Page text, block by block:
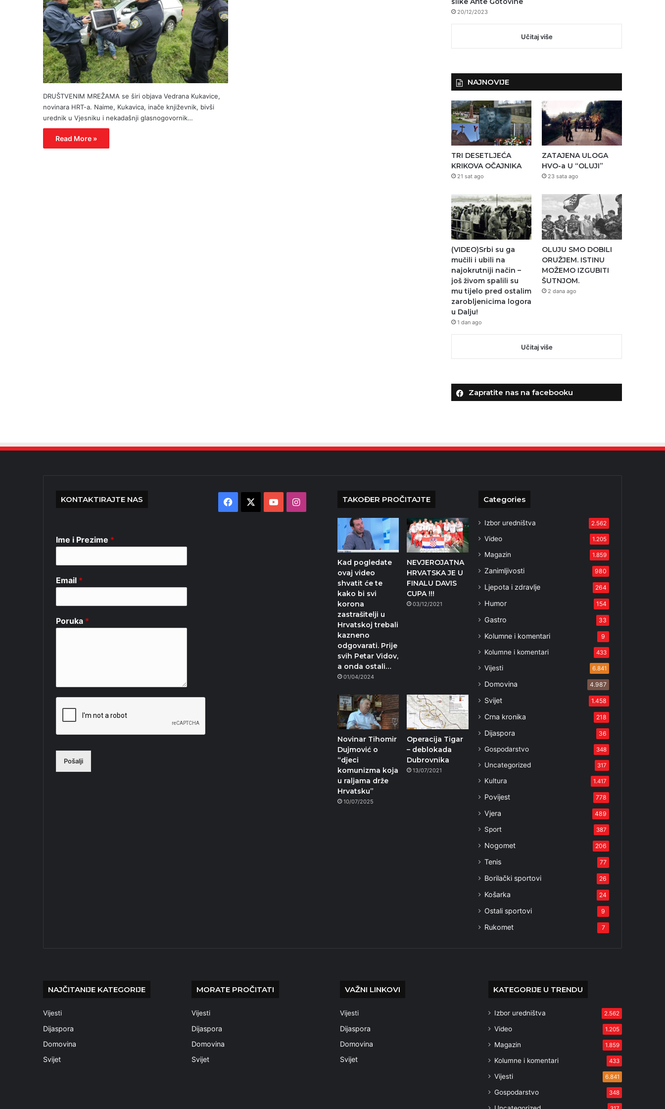
DRUŠTVENIM MREŽAMA se širi objava Vedrana Kukavice,
novinara HRT-a. Naime, Kukavica, inače književnik, bivši
urednik u Vjesniku i nekadašnji glasnogovornik…
Read More »
20/12/2023
Učitaj više
NAJNOVIJE
TRI DESETLJEĆA
KRIKOVA OČAJNIKA
21 sat ago
ZATAJENA ULOGA
HVO-a U “OLUJI”
23 sata ago
(VIDEO)Srbi su ga
mučili i ubili na
najokrutniji način –
još živom spalili su
mu tijelo pred ostalim
zarobljenicima logora
u Dalju!
1 dan ago
OLUJU SMO DOBILI
ORUŽJEM. ISTINU
MOŽEMO IZGUBITI
ŠUTNJOM.
2 dana ago
Učitaj više
Zapratite nas na facebooku
KONTAKTIRAJTE NAS
Ime i Prezime *
Email *
Poruka *
Pošalji
Facebook YouTubeInstagram TAKOĐER PROČITAJTE
Kad pogledate
ovaj video
shvatit će te
kako bi svi
korona
zastrašitelji u
Hrvatskoj trebali
kazneno
odgovarati. Prije
svih Petar Vidov,
a onda ostali…
01/04/2024
NEVJEROJATNA
HRVATSKA JE U
FINALU DAVIS
CUPA !!!
03/12/2021
Novinar Tihomir
Dujmović o
“djeci
komunizma koja
u raljama drže
Hrvatsku”
10/07/2025
Operacija Tigar
– deblokada
Dubrovnika
13/07/2021
Categories
Izbor uredništva 2.562
Video 1.205
Magazin 1.859
Zanimljivosti 980
Ljepota i zdravlje 264
Humor 154
Gastro 33
Kolumne i komentari 9
Kolumne i komentari 433
Vijesti 6.841
Domovina 4.987
Svijet 1.458
Crna kronika 218
Dijaspora 36
Gospodarstvo 348
Uncategorized 317
Kultura 1.417
Povijest 778
Vjera 489
Sport 387
Nogomet 206
Tenis 77
Borilački sportovi 26
Košarka 24
Ostali sportovi 9
Rukomet 7
NAJČITANIJE KATEGORIJE
Vijesti
Dijaspora
Domovina
Svijet
MORATE PROČITATI
Vijesti
Dijaspora
Domovina
Svijet
VAŽNI LINKOVI
Vijesti
Dijaspora
Domovina
Svijet
KATEGORIJE U TRENDU
Izbor uredništva 2.562
Video 1.205
Magazin 1.859
Kolumne i komentari 433
Vijesti 6.841
Gospodarstvo 348